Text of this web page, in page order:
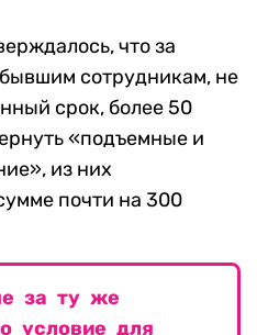
что за
сотрудникам, не
срок, более 50
«подъемные и
из них
почти на 300
за ту же
условие для